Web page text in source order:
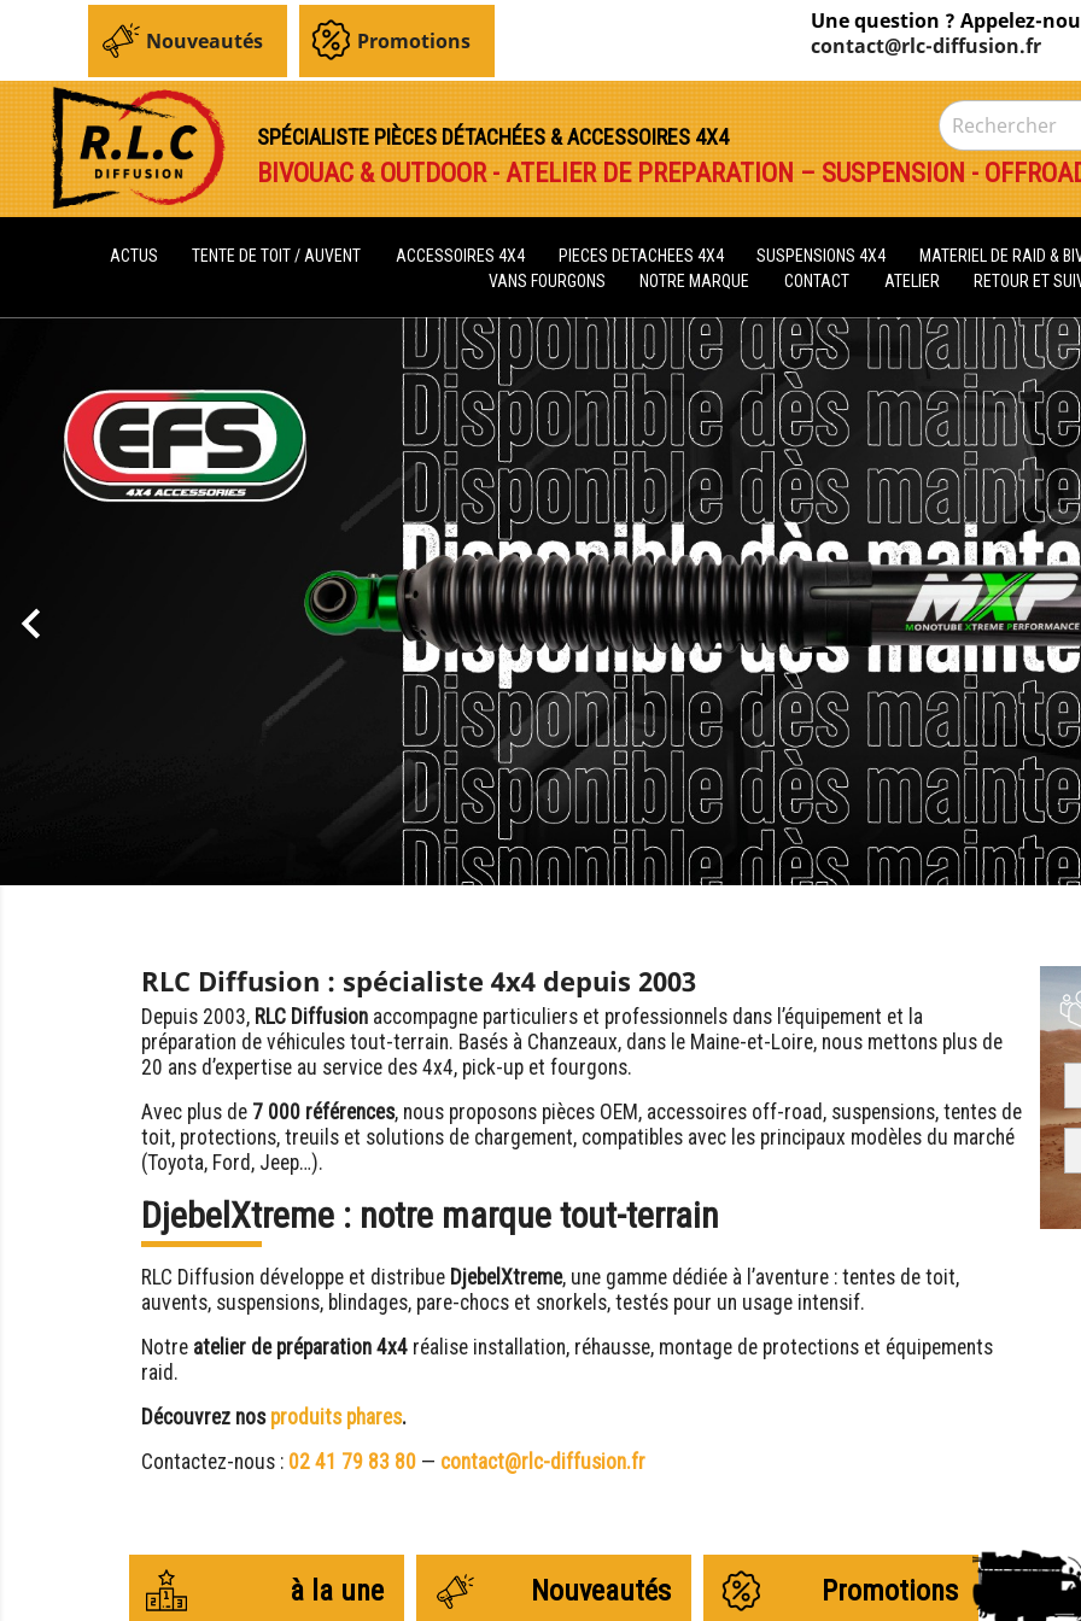
Nouveautés Promotions
Une question ? Appelez-
contact@rlc-diffusion.fr
SPÉCIALISTE PIÈCES DÉTACHÉES & ACCESSOIRES 4X4
BIVOUAC & OUTDOOR - ATELIER DE PREPARATION – SUSPENSION -
ACTUS TENTE DE TOIT / AUVENT ACCESSOIRES 4X4 PIECES DETACHEES 4X4 SUSPENSIONS 4X4
MATERIEL DE RAID &
VANS FOURGONS
NOTRE MARQUE CONTACT ATELIER RETOUR ET

RLC Diffusion : spécialiste 4x4 depuis 2003
Depuis 2003, RLC Diffusion accompagne particuliers et professionnels dans l’équipement et la
préparation de véhicules tout-terrain. Basés à Chanzeaux, dans le Maine-et-Loire, nous mettons plus de
20 ans d’expertise au service des 4x4, pick-up et fourgons.
Avec plus de 7 000 références, nous proposons pièces OEM, accessoires off-road, suspensions, tentes de
toit, protections, treuils et solutions de chargement, compatibles avec les principaux modèles du marché
(Toyota, Ford, Jeep…).
DjebelXtreme : notre marque tout-terrain
RLC Diffusion développe et distribue DjebelXtreme, une gamme dédiée à l’aventure : tentes de toit,
auvents, suspensions, blindages, pare-chocs et snorkels, testés pour un usage intensif.
Notre atelier de préparation 4x4 réalise installation, réhausse, montage de protections et équipements
raid.
Découvrez nos produits phares.
Contactez-nous : 02 41 79 83 80 — contact@rlc-diffusion.fr
à la une Nouveautés Promotions